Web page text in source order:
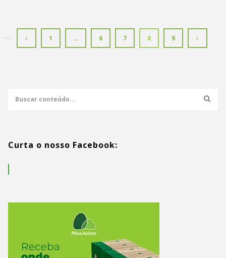
1 … 6 7 8 9
Curta o nosso Facebook: